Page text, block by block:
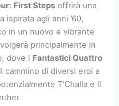
First Steps offrirà una
agli anni ’60,
in un nuovo e vibrante
principalmente in
dove i Fantastici Quattro
cammino di diversi eroi a
T’Challa e il